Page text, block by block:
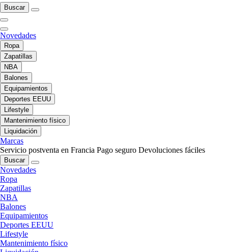
Buscar
Novedades
Ropa
Zapatillas
NBA
Balones
Equipamientos
Deportes EEUU
Lifestyle
Mantenimiento físico
Liquidación
Marcas
Servicio postventa en Francia Pago seguro Devoluciones fáciles
Buscar
Novedades
Ropa
Zapatillas
NBA
Balones
Equipamientos
Deportes EEUU
Lifestyle
Mantenimiento físico